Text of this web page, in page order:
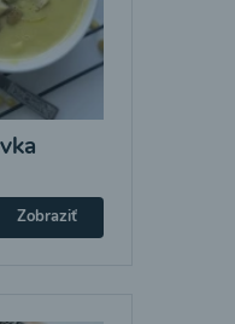
Zobraziť